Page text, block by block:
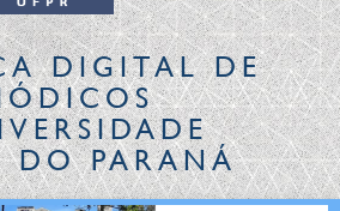
Acesso à informação
Legislação
Canais
DIGITALDE
DO PARANÁ